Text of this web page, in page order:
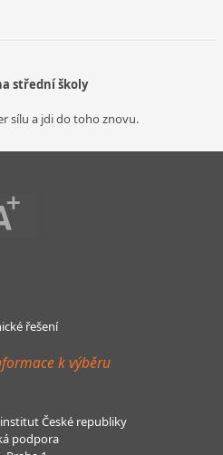
střední školy
sílu a jdi do toho znovu.
řešení
k výběru
České republiky
podpora